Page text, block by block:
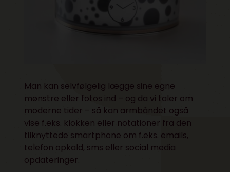
Man kan selvfølgelig lægge sine egne
mønstre eller fotos ind – og da vi taler om
moderne tider – så kan armbåndet også
vise f.eks. klokken eller notationer fra den
tilknyttede smartphone om f.eks. emails,
telefon opkald, sms eller social media
opdateringer.